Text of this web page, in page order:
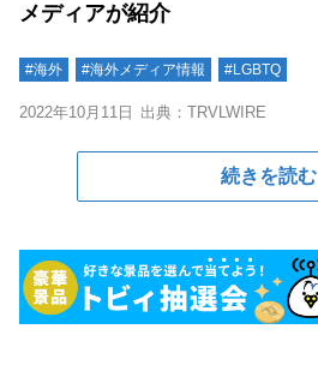
メディアが紹介
#海外 #海外メディア情報 #LGBTQ
2022年10月11日 出典：TRVLWIRE
続きを読む